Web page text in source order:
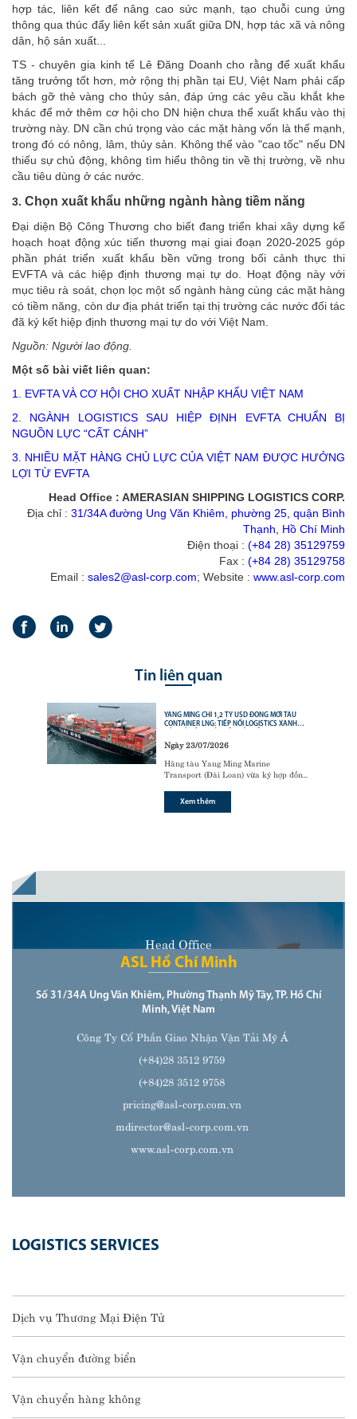
hợp tác, liên kết để nâng cao sức mạnh, tạo chuỗi cung ứng
thông qua thúc đẩy liên kết sản xuất giữa DN, hợp tác xã và nông
dân, hộ sản xuất...
TS - chuyên gia kinh tế Lê Đăng Doanh cho rằng để xuất khẩu
tăng trưởng tốt hơn, mở rộng thị phần tại EU, Việt Nam phải cấp
bách gỡ thẻ vàng cho thủy sản, đáp ứng các yêu cầu khắt khe
khác để mở thêm cơ hội cho DN hiện chưa thể xuất khẩu vào thị
trường này. DN cần chú trọng vào các mặt hàng vốn là thế mạnh,
trong đó có nông, lâm, thủy sản. Không thể vào "cao tốc" nếu DN
thiếu sự chủ động, không tìm hiểu thông tin về thị trường, về nhu
cầu tiêu dùng ở các nước.
3. Chọn xuất khẩu những ngành hàng tiềm năng
Đại diện Bộ Công Thương cho biết đang triển khai xây dựng kế
hoạch hoạt động xúc tiến thương mại giai đoạn 2020-2025 góp
phần phát triển xuất khẩu bền vững trong bối cảnh thực thi
EVFTA và các hiệp định thương mại tự do. Hoạt động này với
mục tiêu rà soát, chọn lọc một số ngành hàng cùng các mặt hàng
có tiềm năng, còn dư địa phát triển tại thị trường các nước đối tác
đã ký kết hiệp định thương mại tự do với Việt Nam.
Nguồn: Người lao động.
Một số bài viết liên quan:
1. EVFTA VÀ CƠ HỘI CHO XUẤT NHẬP KHẨU VIỆT NAM
2. NGÀNH LOGISTICS SAU HIỆP ĐỊNH EVFTA CHUẨN BỊ
NGUỒN LỰC “CẤT CÁNH”
3. NHIỀU MẶT HÀNG CHỦ LỰC CỦA VIỆT NAM ĐƯỢC HƯỞNG
LỢI TỪ EVFTA
Head Office : AMERASIAN SHIPPING LOGISTICS CORP.
Địa chỉ : 31/34A đường Ung Văn Khiêm, phường 25, quận Bình
Thạnh, Hồ Chí Minh
Điện thoại : (+84 28) 35129759
Fax : (+84 28) 35129758
Email : sales2@asl-corp.com; Website : www.asl-corp.com
Tin liên quan
YANG MING CHI 1,2 TỶ USD ĐÓNG MỚI TÀU
CONTAINER LNG: TIẾP NỐI LOGISTICS XANH
Ngày 23/07/2026
Hãng tàu Yang Ming Marine
Transport (Đài Loan) vừa ký hợp đồng
(Hàn Quốc) để đóng mới
container sử dụng động cơ nhiên liệu
Xem thêm
Head Office
ASL Hồ Chí Minh
Số 31/34A Ung Văn Khiêm, Phường Thạnh Mỹ Tây, TP. Hồ Chí
Minh, Việt Nam
Công Ty Cổ Phần Giao Nhận Vận Tải Mỹ Á
(+84)28 3512 9759
(+84)28 3512 9758
pricing@asl-corp.com.vn
mdirector@asl-corp.com.vn
www.asl-corp.com.vn
LOGISTICS SERVICES
Dịch vụ Thương Mại Điện Tử
Vận chuyển đường biển
Vận chuyển hàng không